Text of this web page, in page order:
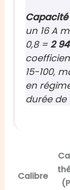
un 16 A
0,8 = 2
15-100,
en
durée de
Calibre